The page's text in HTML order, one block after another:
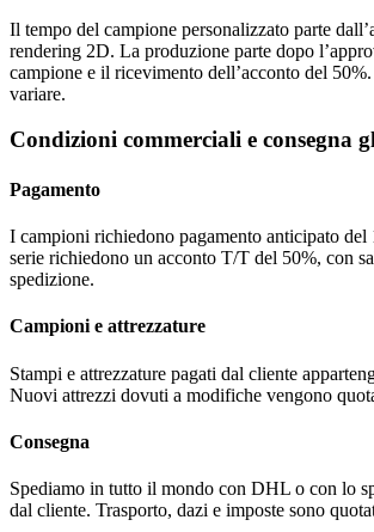
Il tempo del campione personalizzato parte
rendering 2D. La produzione parte dopo
campione e il ricevimento dell’acconto del
variare.
Condizioni commerciali e consegna
Pagamento
I campioni richiedono pagamento anticipato
serie richiedono un acconto T/T del 50%, con
spedizione.
Campioni e attrezzature
Stampi e attrezzature pagati dal cliente
Nuovi attrezzi dovuti a modifiche vengono
Consegna
Spediamo in tutto il mondo con DHL o con lo
dal cliente. Trasporto, dazi e imposte sono